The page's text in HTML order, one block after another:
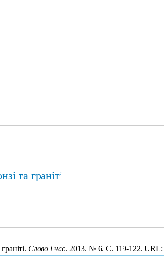
та граніті
Слово і час. 2013. № 6. С. 119-122. URL: